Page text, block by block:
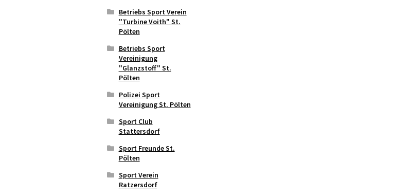
Betriebs Sport Verein
"Turbine Voith" St.
Pölten
Betriebs Sport
Vereinigung
"Glanzstoff" St.
Pölten
Polizei Sport
Vereinigung St. Pölten
Sport Club
Stattersdorf
Sport Freunde St.
Pölten
Sport Verein
Ratzersdorf